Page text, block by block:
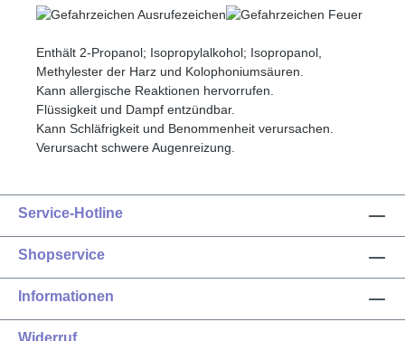
Enthält 2-Propanol; Isopropylalkohol; Isopropanol,
Methylester der Harz und Kolophoniumsäuren.
Kann allergische Reaktionen hervorrufen.
Flüssigkeit und Dampf entzündbar.
Kann Schläfrigkeit und Benommenheit verursachen.
Verursacht schwere Augenreizung.
Service-Hotline
Shopservice
Informationen
Widerruf